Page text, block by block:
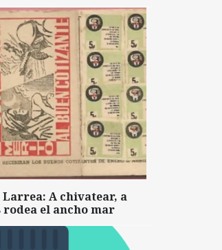
Larrea: A chivatear, a
el ancho mar